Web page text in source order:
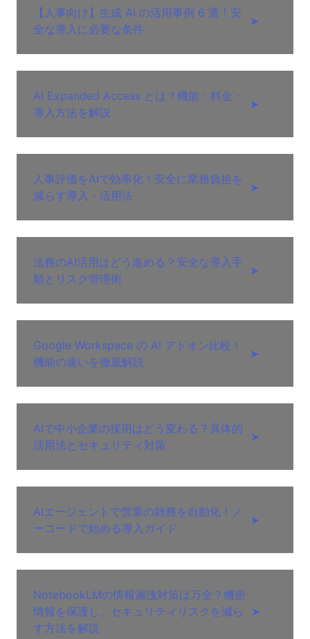
【人事向け】生成 AI の活用事例 6 選！安
全な導入に必要な条件
➤
AI Expanded Access とは？機能・料金・
導入方法を解説
➤
人事評価をAIで効率化！安全に業務負担を
減らす導入・活用法
➤
法務のAI活用はどう進める？安全な導入手
順とリスク管理術
➤
Google Workspace の AI アドオン比較！
機能の違いを徹底解説
➤
AIで中小企業の採用はどう変わる？具体的
活用法とセキュリティ対策
➤
AIエージェントで営業の雑務を自動化！ノ
ーコードで始める導入ガイド
➤
NotebookLMの情報漏洩対策は万全？機密
情報を保護し、セキュリティリスクを減ら
す方法を解説
➤